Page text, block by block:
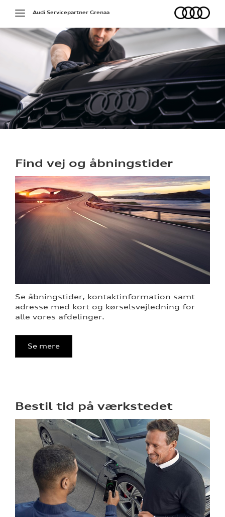
Toggle
navigation
Audi
Audi Servicepartner Grenaa
Find vej og åbningstider
Se åbningstider, kontaktinformation samt
adresse med kort og kørselsvejledning for
alle vores afdelinger.
Se mere
Bestil tid på værkstedet